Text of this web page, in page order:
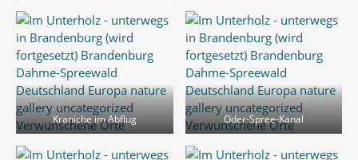
Kraniche im Abflug Oder-Spree-Kanal